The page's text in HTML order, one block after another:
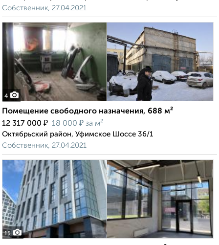
Собственник, 27.04.2021
4
Помещение свободного назначения, 688 м²
12 317 000 ₽ 18 000 ₽ за м²
Октябрьский район, Уфимское Шоссе 36/1
Собственник, 27.04.2021
15